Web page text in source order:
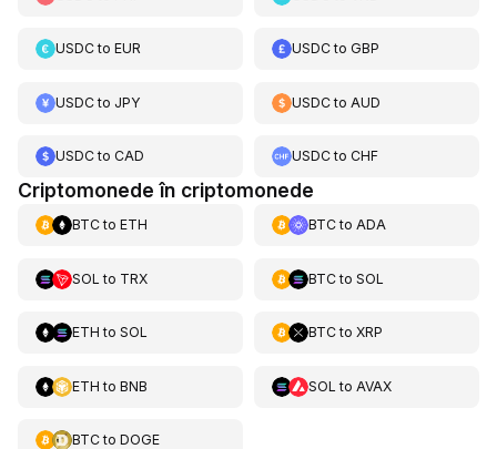
USDCto EUR USDCtoGBP
USDCto JPY USDCto AUD
USDCto CAD USDCtoCHF
Criptomonede în criptomonede
BTCto ETH BTCto ADA
SOL to TRX BTCto SOL
ETH to SOL BTCto XRP
ETH to BNB SOL to AVAX
BTCto DOGE